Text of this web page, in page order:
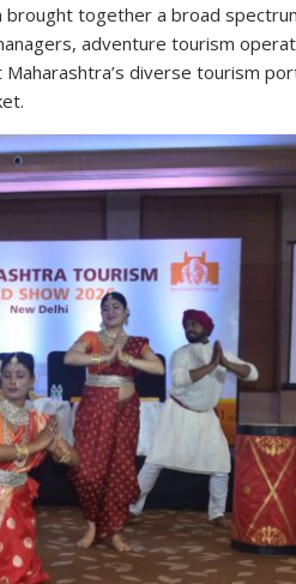
brought together a broad
adventure tourism
diverse tourism